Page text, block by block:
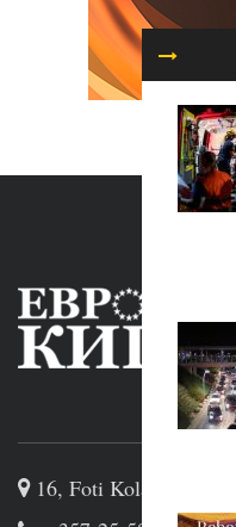
16, Foti Kolakidi str,